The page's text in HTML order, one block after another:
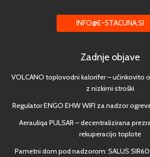
INFO@E-STACUNA.SI
Zadnje objave
VOLCANO toplovodni kalorifer – učinkovito
z nizkimi stroški
Regulator ENGO EHW WIFI za nadzor
Aerauliqa PULSAR – decentralizirana
rekuperacijo toplote
Pametni dom pod nadzorom: SALUS